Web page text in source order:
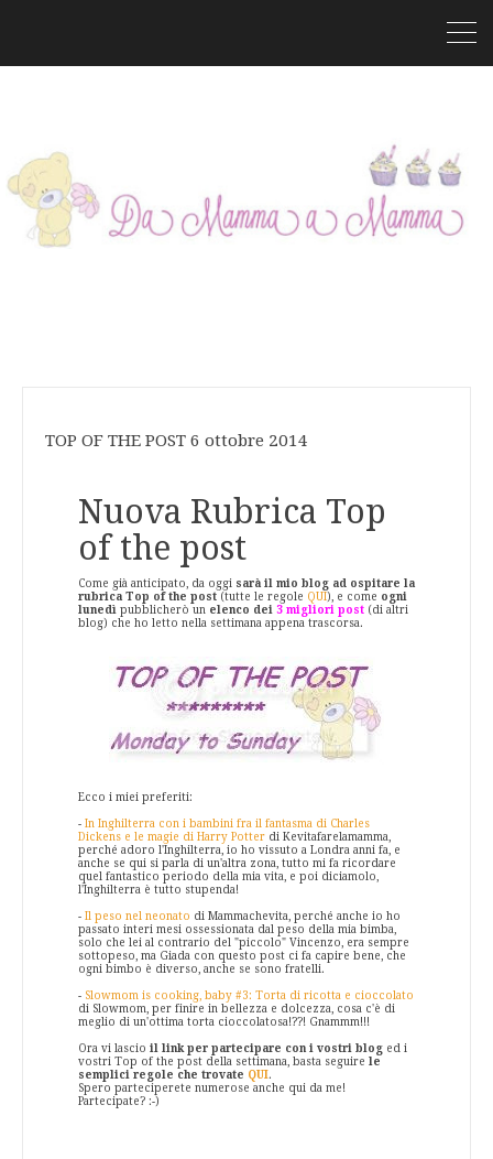
TOP OF THE POST 6 ottobre 2014
Nuova Rubrica Top
of the post
Come già anticipato, da oggi sarà il mio blog ad ospitare la
rubrica Top of the post (tutte le regole QUI), e come ogni
lunedì pubblicherò un elenco dei 3 migliori post (di altri
blog) che ho letto nella settimana appena trascorsa.
Ecco i miei preferiti:
- In Inghilterra con i bambini fra il fantasma di Charles
Dickens e le magie di Harry Potter di Kevitafarelamamma,
perché adoro l'Inghilterra, io ho vissuto a Londra anni fa, e
anche se qui si parla di un'altra zona, tutto mi fa ricordare
quel fantastico periodo della mia vita, e poi diciamolo,
l'Inghilterra è tutto stupenda!
- Il peso nel neonato di Mammachevita, perché anche io ho
passato interi mesi ossessionata dal peso della mia bimba,
solo che lei al contrario del "piccolo" Vincenzo, era sempre
sottopeso, ma Giada con questo post ci fa capire bene, che
ogni bimbo è diverso, anche se sono fratelli.
- Slowmom is cooking, baby #3: Torta di ricotta e cioccolato
di Slowmom, per finire in bellezza e dolcezza, cosa c'è di
meglio di un'ottima torta cioccolatosa!??! Gnammm!!!
Ora vi lascio il link per partecipare con i vostri blog ed i
vostri Top of the post della settimana, basta seguire le
semplici regole che trovate QUI.
Spero parteciperete numerose anche qui da me!
Partecipate? :-)